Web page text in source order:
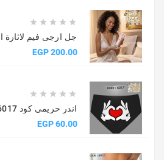





جل ارجى فيم لاثارة
200.00 EGP





اندر حريمى كود 6017
60.00 EGP